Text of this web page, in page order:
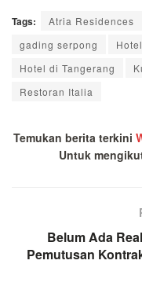
Tags: Atria Residences
gading serpong
Hotel di Tangerang
Restoran Italia
Temukan berita terkini
Untuk
Belum Ada
Pemutusan